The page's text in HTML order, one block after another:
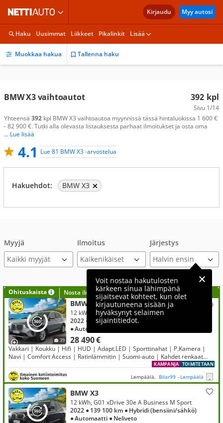
Kirjaudu Myy autosi
Haku Uusimmat Liikkeet Pikalinkit Lisää
Muokkaa hakua Tallenna haku
392 kpl
Sivu 1/14
BMW X3 vaihtoautot
Yhteensä 392 kpl BMW X3 vaihtoautoa myynnissä tässä hintaluokissa 1 600 €
- 82 900 €. Tutki alla olevasta listauksesta parhaat ilmoitukset ja osta oma
... Lue lisää
4.1 Lue 81 BMW X3 -arvostelua
Hakuehdot: BMW X3
Myyjä
Kaikki myyjät
Ilmoitus Järjestys
Voit nostaa hakutulosten
kärkeen sinua lähimpänä
sijaitsevat kohteet, kun olet
kirjautuneena sisään ja
hyväksynyt selaimen
sijaintitiedot.
Ohituskaista Nosta ilmoituksesi tähän?
39
BMW X3
28 490 €
12 kWh, G01 xDrive 30e A Charged Edition
2022 ● 128 000 km● Hybridi (bensiini/sähkö)
● Automaatti
Vakkari | Koukku | Hifi | HUD | Adapt.LED | Sporttinahat | P.Kamera |
Navi | Comfort Access | Ratinlämmitin | Suomi-auto | Kahdet renkaat
TOIMITETAAN
KAMPANJA
Lempäälä, Bilar99 - Lempäälä
BMW X3
12 kWh, G01 xDrive 30e A Business M Sport
2022 ● 139 100 km ● Hybridi (bensiini/sähkö)
● Automaatti ● Neliveto